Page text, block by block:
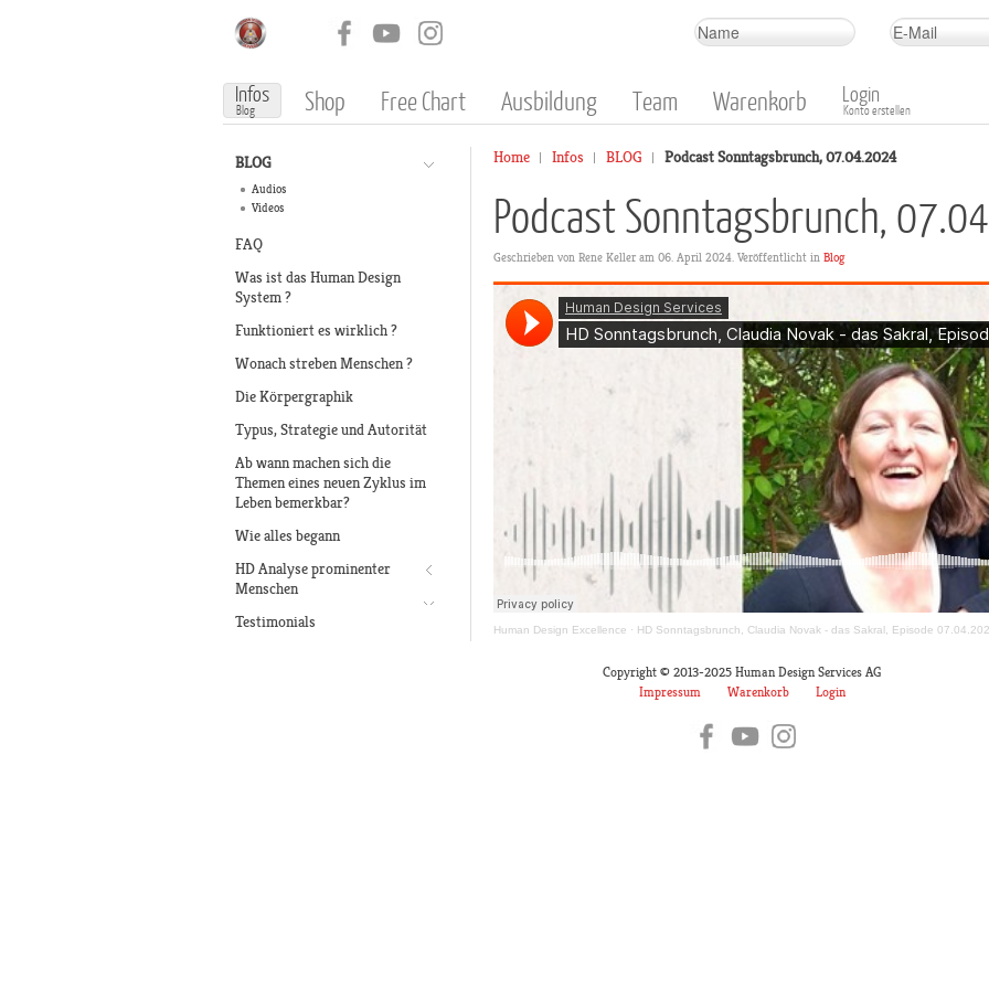
Infos
Blog Shop Free Chart Ausbildung Team Warenkorb Login
Konto erstellen
Home Infos BLOG Podcast Sonntagsbrunch, 07.04.2024
Podcast Sonntagsbrunch,
Geschrieben von Rene Keller am 06. April 2024. Veröffentlicht in Blog
Human Design Excellence · HD Sonntagsbrunch, Claudia Novak - das Sakral, Episode
BLOG
Audios
Videos
FAQ
Was ist das Human Design
System ?
Funktioniert es wirklich ?
Wonach streben Menschen ?
Die Körpergraphik
Typus, Strategie und Autorität
Ab wann machen sich die
Themen eines neuen Zyklus im
Leben bemerkbar?
Wie alles begann
HD Analyse prominenter
Menschen
Testimonials
Copyright © 2013-2025 Human Design Services AG
Impressum
Warenkorb Login